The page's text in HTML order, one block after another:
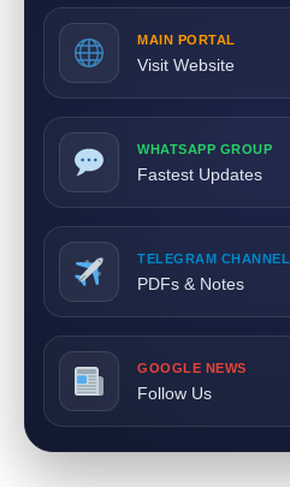
MAIN PORTAL
Visit Website
WHATSAPP GROUP
Fastest Updates
TELEGRAM CHANNEL
PDFs & Notes
GOOGLE NEWS
Follow Us